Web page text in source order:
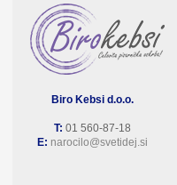
Biro Kebsi d.o.o.
T: 01 560-87-18
E: narocilo@svetidej.si